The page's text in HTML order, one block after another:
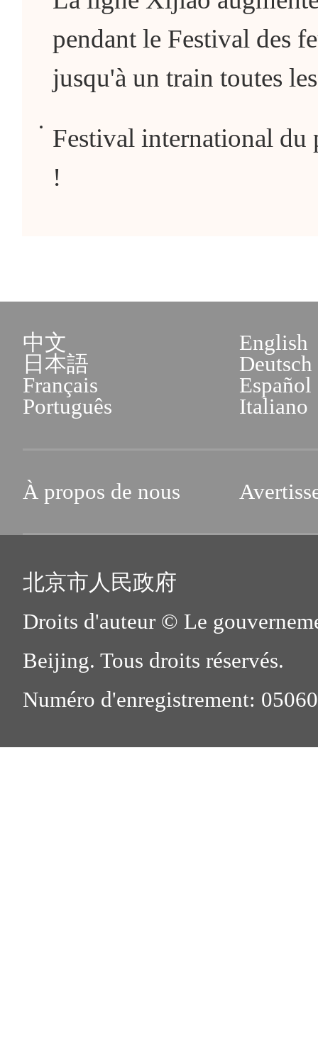
pendant le Festival des
jusqu'à un train toutes
Festival international du
!
中文
English
日本語
Deutsch
Français
Español
Português
Italiano
À propos de nous
北京市人民政府
Droits d'auteur © Le
Beijing. Tous droits réservés.
Numéro d'enregistrement: